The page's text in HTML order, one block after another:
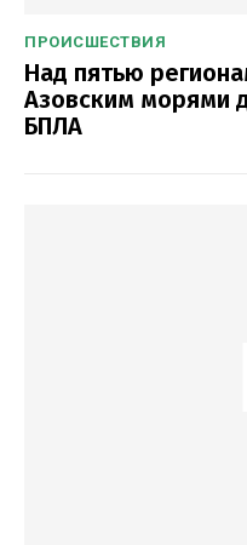
ПРОИСШЕСТВИЯ
Над пятью
Азовским морями
БПЛА